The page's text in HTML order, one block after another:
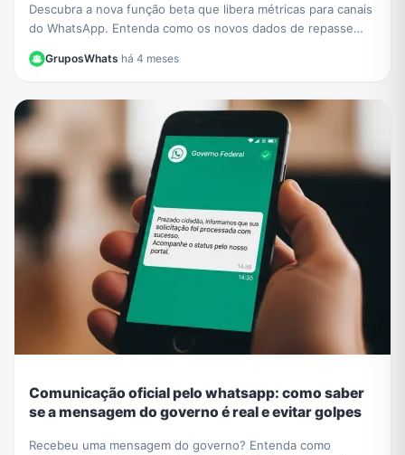
Descubra a nova função beta que libera métricas para canais
do WhatsApp. Entenda como os novos dados de repasse
ajudam a otimizar sua estratégia de conteúdo.
GruposWhats·há 4 meses
Comunicação oficial pelo whatsapp: como saber
se a mensagem do governo é real e evitar golpes
Recebeu uma mensagem do governo? Entenda como